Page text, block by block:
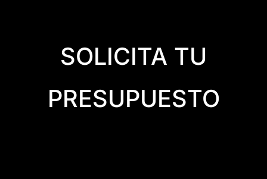
SOLICITA TU
PRESUPUESTO